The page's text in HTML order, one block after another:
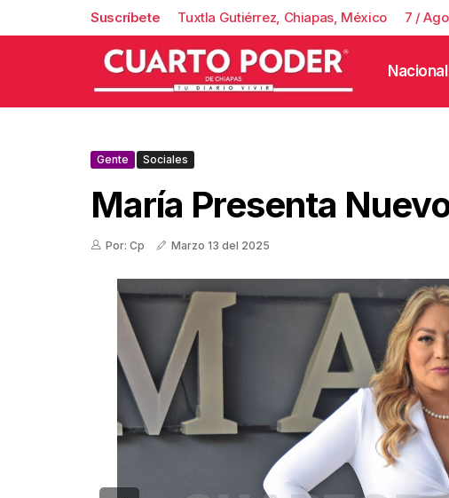
Suscríbete Tuxtla Gutiérrez, Chiapas, México 7 /
Nacional
Gente Sociales
María Presenta
Por: Cp Marzo 13 del 2025